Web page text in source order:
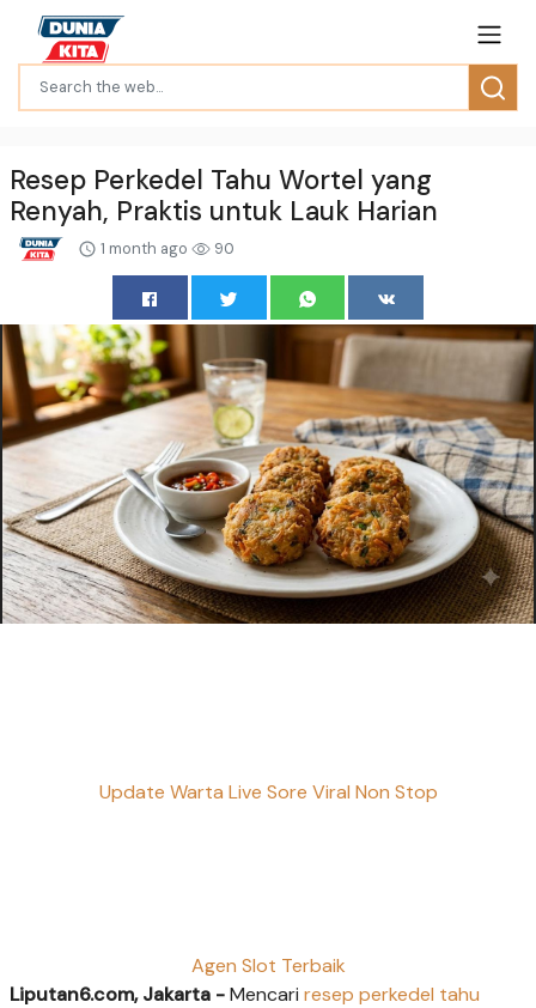
Resep Perkedel Tahu Wortel yang
Renyah, Praktis untuk Lauk Harian
1 month ago 90
Update Warta Live Sore Viral Non Stop
Agen Slot Terbaik
Liputan6.com, Jakarta -Mencari resep perkedel tahu